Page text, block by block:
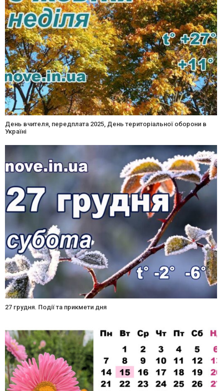
День вчителя, передплата 2025, День територіальної оборони в
Україні
27 грудня. Події та прикмети дня